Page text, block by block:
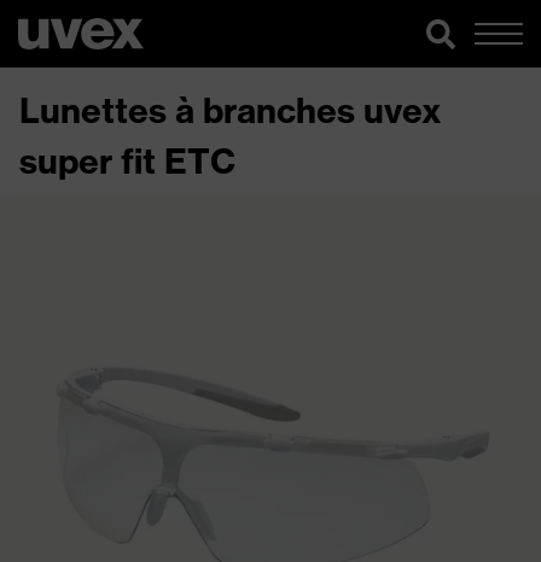
Lunettes à branches uvex
super fit ETC